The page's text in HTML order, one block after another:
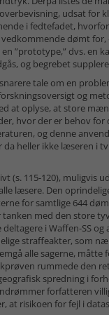
udsat for
i fedtefadet,
dømt
”prototype,” dvs. en
og begrebet
tale om en
og
at oplyse, at store
hvor der er behov
og denne
da heller ikke læseren i
(s. 115-120), muligvis
læsere. Den
for samtlige 644
med den store
i Waffen-SS og
straffeakter, som
alle sagerne,
rummede den
spredning i
forfatteren
at risikoen for fejl i